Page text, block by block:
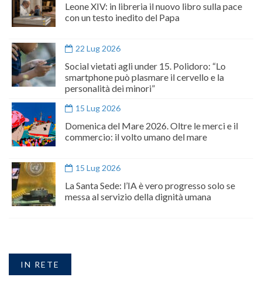
Leone XIV: in libreria il nuovo libro sulla pace
con un testo inedito del Papa
22 Lug 2026
Social vietati agli under 15. Polidoro: “Lo
smartphone può plasmare il cervello e la
personalità dei minori”
15 Lug 2026
Domenica del Mare 2026. Oltre le merci e il
commercio: il volto umano del mare
15 Lug 2026
La Santa Sede: l’IA è vero progresso solo se
messa al servizio della dignità umana
IN RETE